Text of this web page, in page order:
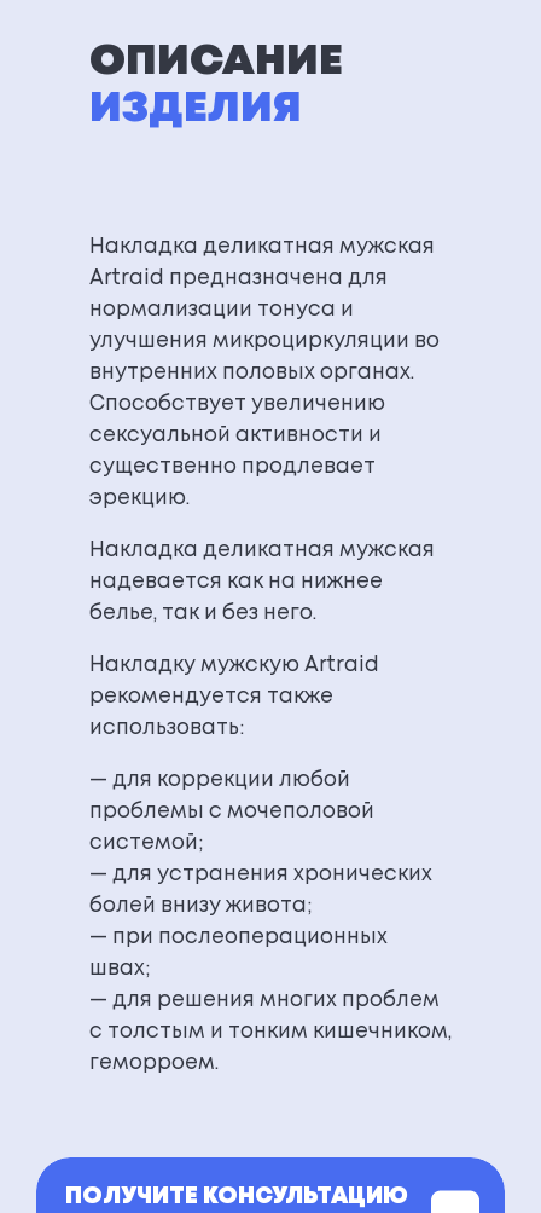
ОПИСАНИЕ
ИЗДЕЛИЯ
Накладка деликатная мужская
Artraid предназначена для
нормализации тонуса и
улучшения микроциркуляции во
внутренних половых органах.
Способствует увеличению
сексуальной активности и
существенно продлевает
эрекцию.
Накладка деликатная мужская
надевается как на нижнее
белье, так и без него.
Накладку мужскую Artraid
рекомендуется также
использовать:
— для коррекции любой
проблемы с мочеполовой
системой;
— для устранения хронических
болей внизу живота;
— при послеоперационных
швах;
— для решения многих проблем
с толстым и тонким кишечником,
геморроем.
ПОЛУЧИТЕ КОНСУЛЬТАЦИЮ